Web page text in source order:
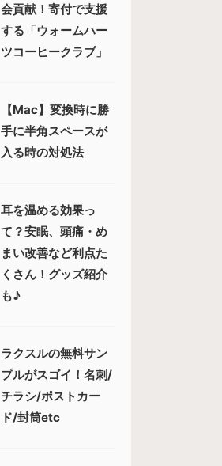
会貢献！寄付で支援
する「ウォームハー
ツコーヒークラブ」
【Mac】変換時に勝
手に半角スペースが
入る時の対処法
耳を温める効果っ
て？安眠、頭痛・め
まい改善など利点た
くさん！グッズ紹介
も♪
ラクスルの無料サン
プルがスゴイ！名刺/
チラシ/ポストカー
ド/封筒etc